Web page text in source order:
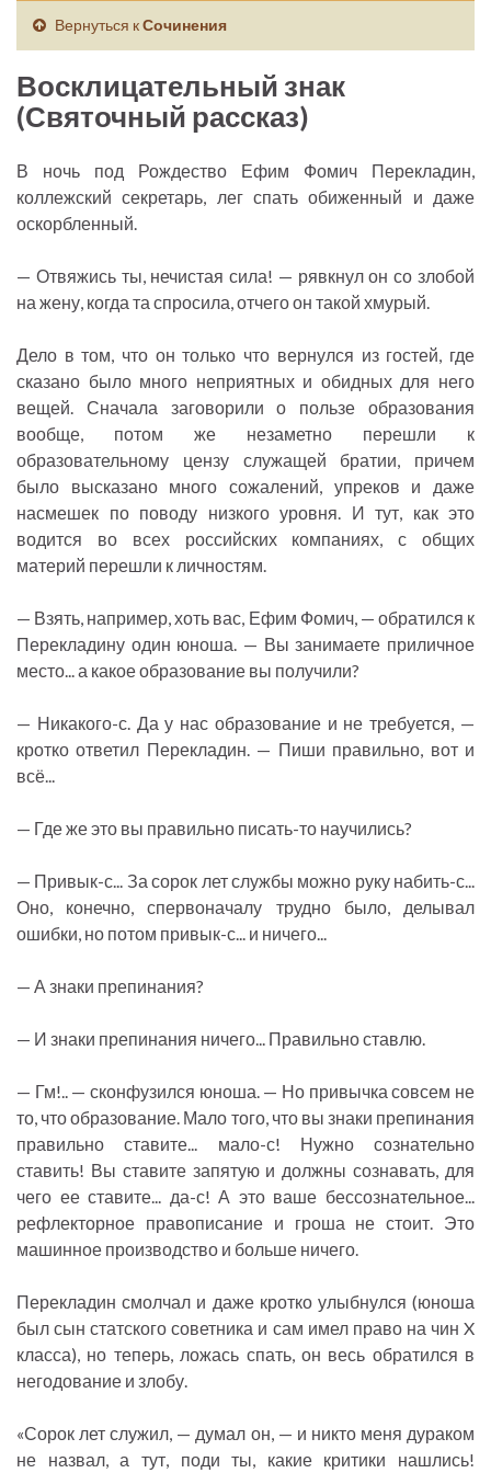
Вернуться кСочинения
Восклицательный знак
(Святочный рассказ)
В ночь под Рождество Ефим Фомич Перекладин,
коллежский секретарь, лег спать обиженный и даже
оскорбленный.
— Отвяжись ты, нечистая сила! — рявкнул он со злобой
на жену, когда та спросила, отчего он такой хмурый.
Дело в том, что он только что вернулся из гостей, где
сказано было много неприятных и обидных для него
вещей. Сначала заговорили о пользе образования
вообще, потом же незаметно перешли к
образовательному цензу служащей братии, причем
было высказано много сожалений, упреков и даже
насмешек по поводу низкого уровня. И тут, как это
водится во всех российских компаниях, с общих
материй перешли к личностям.
— Взять, например, хоть вас, Ефим Фомич, — обратился к
Перекладину один юноша. — Вы занимаете приличное
место... а какое образование вы получили?
— Никакого-с. Да у нас образование и не требуется, —
кротко ответил Перекладин. — Пиши правильно, вот и
всё...
— Где же это вы правильно писать-то научились?
— Привык-с... За сорок лет службы можно руку набить-с...
Оно, конечно, спервоначалу трудно было, делывал
ошибки, но потом привык-с... и ничего...
— А знаки препинания?
— И знаки препинания ничего... Правильно ставлю.
— Гм!.. — сконфузился юноша. — Но привычка совсем не
то, что образование. Мало того, что вы знаки препинания
правильно ставите... мало-с! Нужно сознательно
ставить! Вы ставите запятую и должны сознавать, для
чего ее ставите... да-с! А это ваше бессознательное...
рефлекторное правописание и гроша не стоит. Это
машинное производство и больше ничего.
Перекладин смолчал и даже кротко улыбнулся (юноша
был сын статского советника и сам имел право на чин X
класса), но теперь, ложась спать, он весь обратился в
негодование и злобу.
«Сорок лет служил, — думал он, — и никто меня дураком
не назвал, а тут, поди ты, какие критики нашлись!